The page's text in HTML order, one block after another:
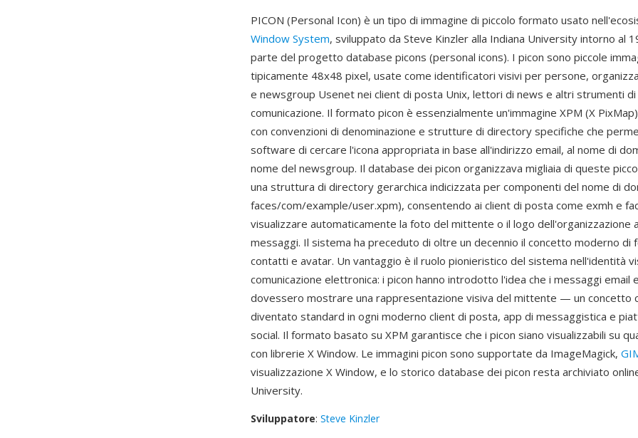
PICON (Personal Icon) è un tipo di immagine di piccolo formato usato
Window System, sviluppato da Steve Kinzler alla Indiana University intorno al
parte del progetto database picons (personal icons). I picon sono piccole
tipicamente 48x48 pixel, usate come identificatori visivi per persone,
e newsgroup Usenet nei client di posta Unix, lettori di news e altri strumenti di
comunicazione. Il formato picon è essenzialmente un'immagine XPM (X
con convenzioni di denominazione e strutture di directory specifiche che
software di cercare l'icona appropriata in base all'indirizzo email, al nome di
nome del newsgroup. Il database dei picon organizzava migliaia di queste
una struttura di directory gerarchica indicizzata per componenti del nome di
faces/com/example/user.xpm), consentendo ai client di posta come exmh e
visualizzare automaticamente la foto del mittente o il logo dell'organizzazione
messaggi. Il sistema ha preceduto di oltre un decennio il concetto moderno di
contatti e avatar. Un vantaggio è il ruolo pionieristico del sistema nell'identità
comunicazione elettronica: i picon hanno introdotto l'idea che i messaggi email
dovessero mostrare una rappresentazione visiva del mittente — un concetto
diventato standard in ogni moderno client di posta, app di messaggistica e
social. Il formato basato su XPM garantisce che i picon siano visualizzabili su
con librerie X Window. Le immagini picon sono supportate da ImageMagick,
visualizzazione X Window, e lo storico database dei picon resta archiviato
University.
Sviluppatore: Steve Kinzler